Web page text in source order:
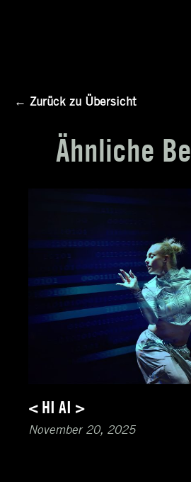
← Zurück zu Übersicht
Ähnliche
< HI AI >
November 20, 2025